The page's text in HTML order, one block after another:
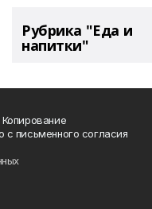
Рубрика "Еда и
напитки"
письменного согласия